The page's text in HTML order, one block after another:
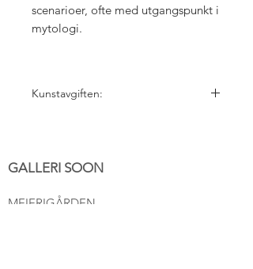
scenarioer, ofte med utgangspunkt i
mytologi.
Kunstavgiften:
GALLERI SOON
MEIERIGÅRDEN